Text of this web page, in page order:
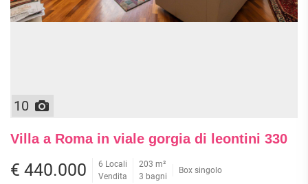
10
Villa a Roma in viale gorgia di leontini 330
€ 440.000
6 Locali
Vendita
203 m²
3 bagni
Box singolo